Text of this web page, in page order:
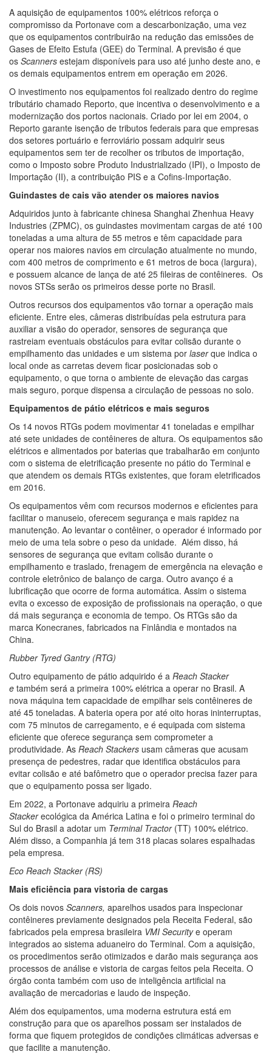
A aquisição de equipamentos 100% elétricos reforça o
compromisso da Portonave com a descarbonização, uma vez
que os equipamentos contribuirão na redução das emissões de
Gases de Efeito Estufa (GEE) do Terminal. A previsão é que
os Scanners estejam disponíveis para uso até junho deste ano, e
os demais equipamentos entrem em operação em 2026.
O investimento nos equipamentos foi realizado dentro do regime
tributário chamado Reporto, que incentiva o desenvolvimento e a
modernização dos portos nacionais. Criado por lei em 2004, o
Reporto garante isenção de tributos federais para que empresas
dos setores portuário e ferroviário possam adquirir seus
equipamentos sem ter de recolher os tributos de importação,
como o Imposto sobre Produto Industrializado (IPI), o Imposto de
Importação (II), a contribuição PIS e a Cofins-Importação.
Guindastes de cais vão atender os maiores navios
Adquiridos junto à fabricante chinesa Shanghai Zhenhua Heavy
Industries (ZPMC), os guindastes movimentam cargas de até 100
toneladas a uma altura de 55 metros e têm capacidade para
operar nos maiores navios em circulação atualmente no mundo,
com 400 metros de comprimento e 61 metros de boca (largura),
e possuem alcance de lança de até 25 fileiras de contêineres. Os
novos STSs serão os primeiros desse porte no Brasil.
Outros recursos dos equipamentos vão tornar a operação mais
eficiente. Entre eles, câmeras distribuídas pela estrutura para
auxiliar a visão do operador, sensores de segurança que
rastreiam eventuais obstáculos para evitar colisão durante o
empilhamento das unidades e um sistema por laserque indica o
local onde as carretas devem ficar posicionadas sob o
equipamento, o que torna o ambiente de elevação das cargas
mais seguro, porque dispensa a circulação de pessoas no solo.
Equipamentos de pátio elétricos e mais seguros
Os 14 novos RTGs podem movimentar 41 toneladas e empilhar
até sete unidades de contêineres de altura. Os equipamentos são
elétricos e alimentados por baterias que trabalharão em conjunto
com o sistema de eletrificação presente no pátio do Terminal e
que atendem os demais RTGs existentes, que foram eletrificados
em 2016.
Os equipamentos vêm com recursos modernos e eficientes para
facilitar o manuseio, oferecem segurança e mais rapidez na
manutenção. Ao levantar o contêiner, o operador é informado por
meio de uma tela sobre o peso da unidade. Além disso, há
sensores de segurança que evitam colisão durante o
empilhamento e traslado, frenagem de emergência na elevação e
controle eletrônico de balanço de carga. Outro avanço é a
lubrificação que ocorre de forma automática. Assim o sistema
evita o excesso de exposição de profissionais na operação, o que
dá mais segurança e economia de tempo. Os RTGs são da
marca Konecranes, fabricados na Finlândia e montados na
China.
Rubber Tyred Gantry (RTG)
Outro equipamento de pátio adquirido é a Reach Stacker
e também será a primeira 100% elétrica a operar no Brasil. A
nova máquina tem capacidade de empilhar seis contêineres de
até 45 toneladas. A bateria opera por até oito horas ininterruptas,
com 75 minutos de carregamento, e é equipada com sistema
eficiente que oferece segurança sem comprometer a
produtividade. As Reach Stackers usam câmeras que acusam
presença de pedestres, radar que identifica obstáculos para
evitar colisão e até bafômetro que o operador precisa fazer para
que o equipamento possa ser ligado.
Em 2022, a Portonave adquiriu a primeira Reach
Stackerecológica da América Latina e foi o primeiro terminal do
Sul do Brasil a adotar um Terminal Tractor(TT) 100% elétrico.
Além disso, a Companhia já tem 318 placas solares espalhadas
pela empresa.
Eco Reach Stacker (RS)
Mais eficiência para vistoria de cargas
Os dois novos Scanners, aparelhos usados para inspecionar
contêineres previamente designados pela Receita Federal, são
fabricados pela empresa brasileira VMI Securitye operam
integrados ao sistema aduaneiro do Terminal. Com a aquisição,
os procedimentos serão otimizados e darão mais segurança aos
processos de análise e vistoria de cargas feitos pela Receita. O
órgão conta também com uso de inteligência artificial na
avaliação de mercadorias e laudo de inspeção.
Além dos equipamentos, uma moderna estrutura está em
construção para que os aparelhos possam ser instalados de
forma que fiquem protegidos de condições climáticas adversas e
que facilite a manutenção.